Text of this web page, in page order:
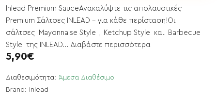
Διαθεσιμότητα: Άμεσα Διαθέσιμο
Brand:
Inlead
5,90€
Inlead Premium SauceΑνακαλύψτε τις απολαυστικές
Premium Σάλτσες INLEAD – για κάθε περίσταση!Οι
σάλτσες Mayonnaise Style , Ketchup Style και Barbecue
Style της INLEAD... Διαβάστε περισσότερα